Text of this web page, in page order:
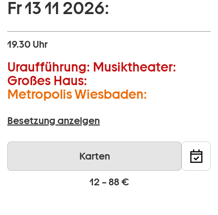
Fr 13 11 2026:
19.30 Uhr
Uraufführung: Musiktheater:
Großes Haus:
Metropolis Wiesbaden:
Besetzung anzeigen
Karten
12 – 88 €